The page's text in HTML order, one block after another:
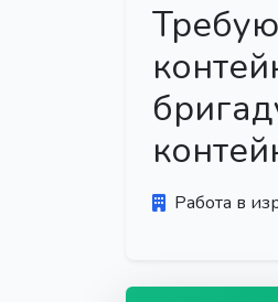
Работа в